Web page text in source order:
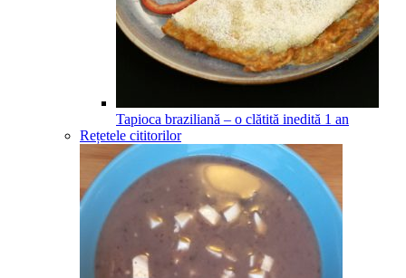
Tapioca braziliană – o clătită inedită 1 an
Rețetele cititorilor